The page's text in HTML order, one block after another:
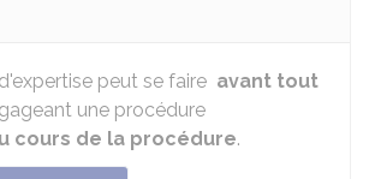
peut se faire avant tout
une procédure
cours de la procédure.